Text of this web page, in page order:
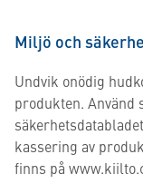
Miljö och
Undvik onödig
produkten. Använd
kassering av
finns på